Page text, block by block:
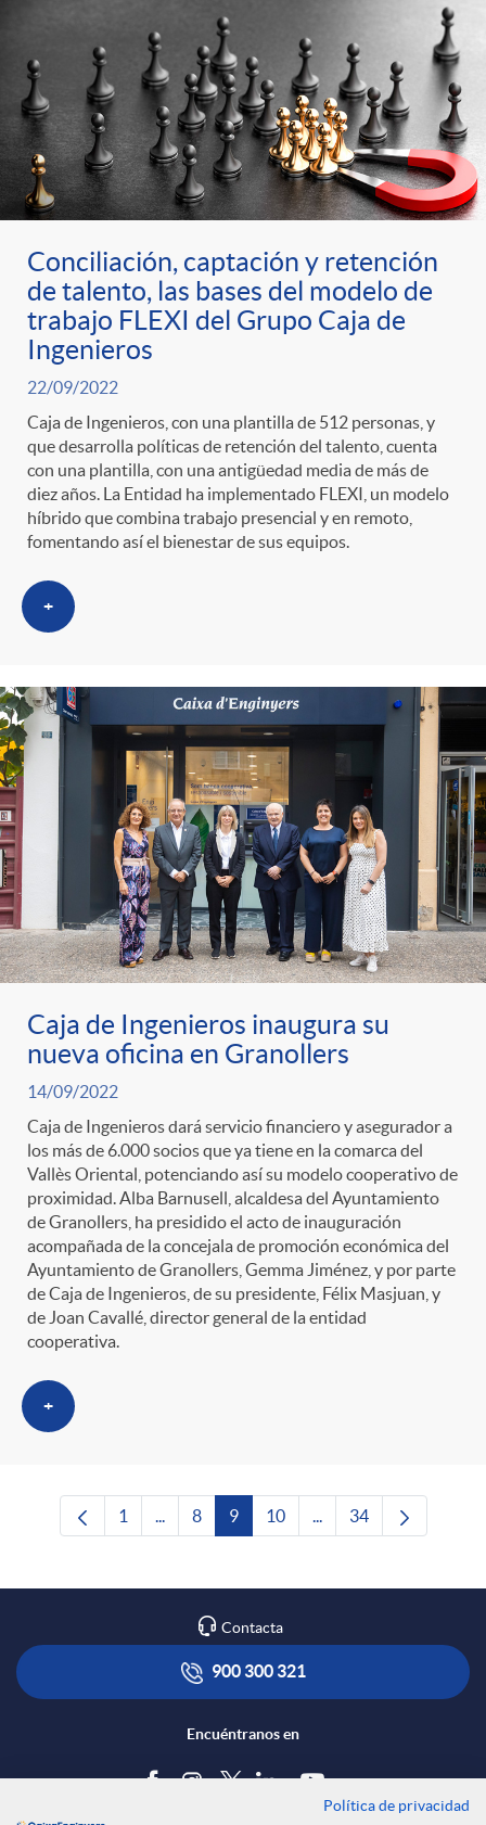
Conciliación, captación y retención
de talento, las bases del modelo de
trabajo FLEXI del Grupo Caja de
Ingenieros
22/09/2022
Caja de Ingenieros, con una plantilla de 512 personas, y
que desarrolla políticas de retención del talento, cuenta
con una plantilla, con una antigüedad media de más de
diez años. La Entidad ha implementado FLEXI, un modelo
híbrido que combina trabajo presencial y en remoto,
fomentando así el bienestar de sus equipos.
+
Caja de Ingenieros inaugura su
nueva oficina en Granollers
14/09/2022
Caja de Ingenieros dará servicio financiero y asegurador a
los más de 6.000 socios que ya tiene en la comarca del
Vallès Oriental, potenciando así su modelo cooperativo de
proximidad. Alba Barnusell, alcaldesa del Ayuntamiento
de Granollers, ha presidido el acto de inauguración
acompañada de la concejala de promoción económica del
Ayuntamiento de Granollers, Gemma Jiménez, y por parte
de Caja de Ingenieros, de su presidente, Félix Masjuan, y
de Joan Cavallé, director general de la entidad
cooperativa.
+
Página
1 ...Páginas intermedias Use TAB para
Página
8 Página
9 Página
10 ...Páginas intermedias
Página
34
Contacta
900 300 321
Encuéntranos en
Política de privacidad